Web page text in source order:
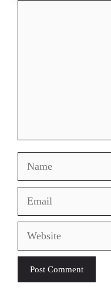
Name
Email
Website